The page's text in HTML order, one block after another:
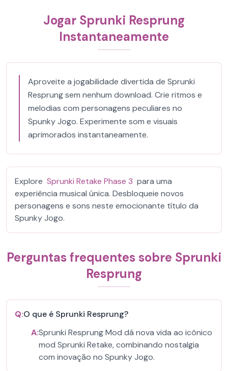
Jogar Sprunki Resprung
Instantaneamente
Aproveite a jogabilidade divertida de Sprunki
Resprung sem nenhum download. Crie ritmos e
melodias com personagens peculiares no
Spunky Jogo. Experimente som e visuais
aprimorados instantaneamente.
Explore Sprunki Retake Phase 3 para uma
experiência musical única. Desbloqueie novos
personagens e sons neste emocionante título da
Spunky Jogo.
Perguntas frequentes sobre Sprunki
Resprung
Q:O que é Sprunki Resprung?
A:Sprunki Resprung Mod dá nova vida ao icônico
mod Sprunki Retake, combinando nostalgia
com inovação no Spunky Jogo.